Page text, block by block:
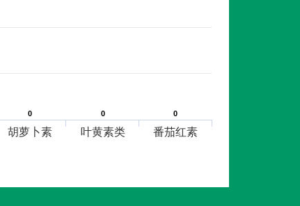
0
0 0
0 0
0
胡萝卜素 叶黄素类 番茄红素